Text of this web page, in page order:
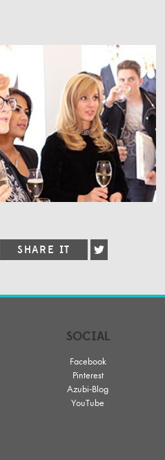
SOCIAL
Facebook
Pinterest
Azubi-Blog
YouTube